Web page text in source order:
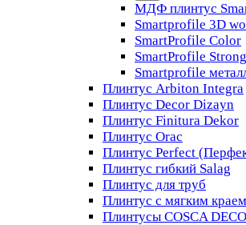
МДФ плинтус
Smartprofile 3D
SmartProfile Color
SmartProfile Strong
Smartprofile
Плинтус Arbiton Integra
Плинтус Decor Dizayn
Плинтус Finitura Dekor
Плинтус Orac
Плинтус Perfect
Плинтус гибкий Salag
Плинтус для труб
Плинтус с мягким краем
Плинтусы COSCA